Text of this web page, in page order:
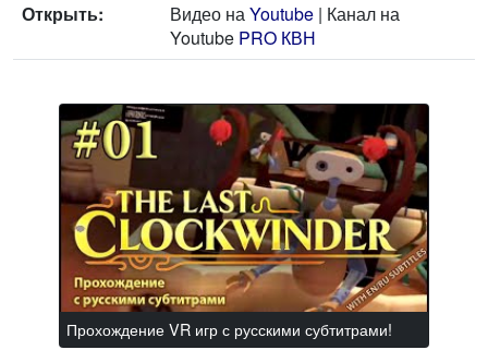
Открыть:
Видео наYoutube | Канал на
Youtube PRO КВН
Прохождение VR игр с русскими субтитрами!